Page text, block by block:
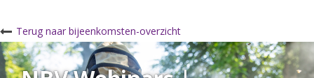
Terug naar bijeenkomsten-overzicht